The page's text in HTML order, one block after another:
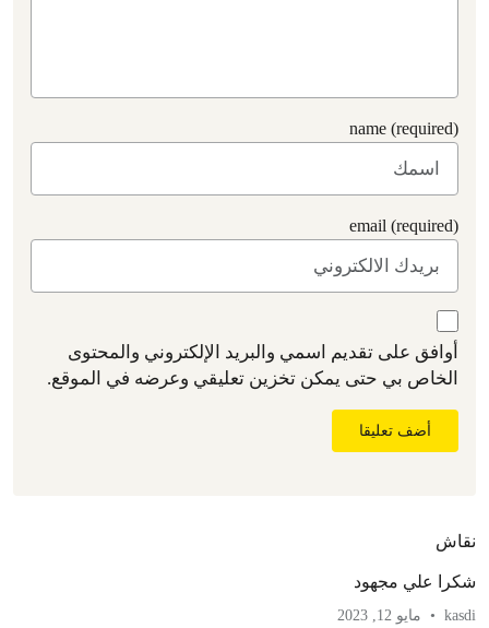
name (required)
email (required)
أوافق على تقديم اسمي والبريد الإلكتروني والمحتوى
الخاص بي حتى يمكن تخزين تعليقي وعرضه في الموقع.
أضف تعليقا
نقاش
شكرا علي مجهود
kasdi مايو 12, 2023